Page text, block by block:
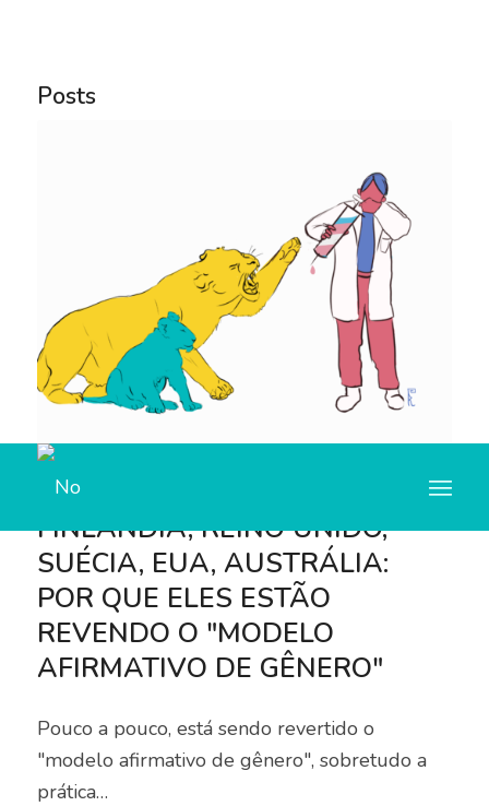
/home/u445684347/domains/nocorpocerto.net/
template-builder/php/asset-manager.class.php
: Trying to access array offset on value of type
/home/u445684347/domains/nocorpocerto.net/
content/themes/enfold/config-templatebuilder/avia-
template-builder/php/asset-manager.class.php
Posts
BLOG
FINLÂNDIA, REINO UNIDO,
SUÉCIA, EUA, AUSTRÁLIA:
POR QUE ELES ESTÃO
REVENDO O "MODELO
AFIRMATIVO DE GÊNERO"
Pouco a pouco, está sendo revertido o
"modelo afirmativo de gênero", sobretudo a
prática…